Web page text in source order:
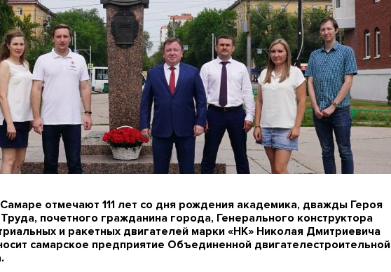
отмечают 111 лет со дня рождения академика, дважды Героя
почетного гражданина города, Генерального конструктора
и ракетных двигателей марки «НК» Николая Дмитриевича
самарское предприятие Объединенной двигателестроительной